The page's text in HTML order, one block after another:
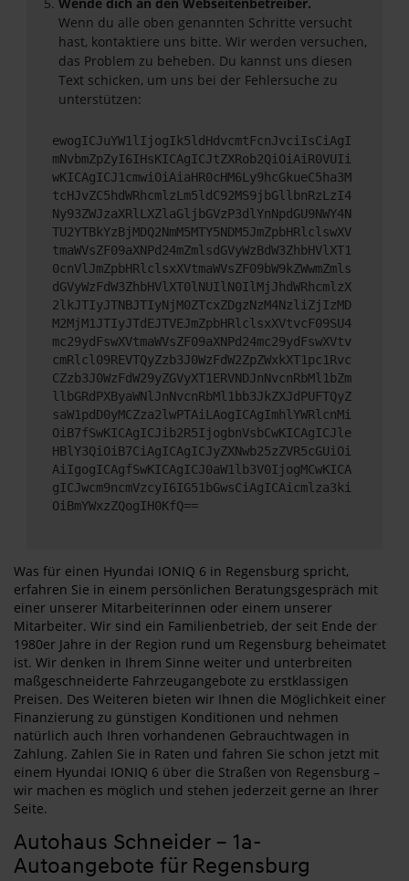
Wenn du alle oben genannten Schritte versucht
hast, kontaktiere uns bitte. Wir werden versuchen,
das Problem zu beheben. Du kannst uns diesen
Text schicken, um uns bei der Fehlersuche zu
unterstützen:
ewogICJuYW1lIjogIk5ldHdvcmtFcnJvciIsCiAgI
mNvbmZpZyI6IHsKICAgICJtZXRob2QiOiAiR0VUIi
wKICAgICJ1cmwiOiAiaHR0cHM6Ly9hcGkueC5ha3M
tcHJvZC5hdWRhcmlzLm5ldC92MS9jbGllbnRzLzI4
Ny93ZWJzaXRlLXZlaGljbGVzP3dlYnNpdGU9NWY4N
TU2YTBkYzBjMDQ2NmM5MTY5NDM5JmZpbHRlclswXV
tmaWVsZF09aXNPd24mZmlsdGVyWzBdW3ZhbHVlXT1
0cnVlJmZpbHRlclsxXVtmaWVsZF09bW9kZWwmZmls
dGVyWzFdW3ZhbHVlXT0lNUIlN0IlMjJhdWRhcmlzX
2lkJTIyJTNBJTIyNjM0ZTcxZDgzNzM4NzliZjIzMD
M2MjM1JTIyJTdEJTVEJmZpbHRlclsxXVtvcF09SU4
mc29ydFswXVtmaWVsZF09aXNPd24mc29ydFswXVtv
cmRlcl09REVTQyZzb3J0WzFdW2ZpZWxkXT1pc1Rvc
CZzb3J0WzFdW29yZGVyXT1ERVNDJnNvcnRbMl1bZm
llbGRdPXByaWNlJnNvcnRbMl1bb3JkZXJdPUFTQyZ
saW1pdD0yMCZza2lwPTAiLAogICAgImhlYWRlcnMi
OiB7fSwKICAgICJib2R5IjogbnVsbCwKICAgICJle
HBlY3QiOiB7CiAgICAgICJyZXNwb25zZVR5cGUiOi
AiIgogICAgfSwKICAgICJ0aW1lb3V0IjogMCwKICA
gICJwcm9ncmVzcyI6IG51bGwsCiAgICAicmlza3ki
OiBmYWxzZQogIH0KfQ==
Was für einen Hyundai IONIQ 6 in Regensburg spricht,
erfahren Sie in einem persönlichen Beratungsgespräch mit
einer unserer Mitarbeiterinnen oder einem unserer
Mitarbeiter. Wir sind ein Familienbetrieb, der seit Ende der
1980er Jahre in der Region rund um Regensburg beheimatet
ist. Wir denken in Ihrem Sinne weiter und unterbreiten
maßgeschneiderte Fahrzeugangebote zu erstklassigen
Preisen. Des Weiteren bieten wir Ihnen die Möglichkeit einer
Finanzierung zu günstigen Konditionen und nehmen
natürlich auch Ihren vorhandenen Gebrauchtwagen in
Zahlung. Zahlen Sie in Raten und fahren Sie schon jetzt mit
einem Hyundai IONIQ 6 über die Straßen von Regensburg –
wir machen es möglich und stehen jederzeit gerne an Ihrer
Seite.
Autohaus Schneider – 1a-
Autoangebote für Regensburg